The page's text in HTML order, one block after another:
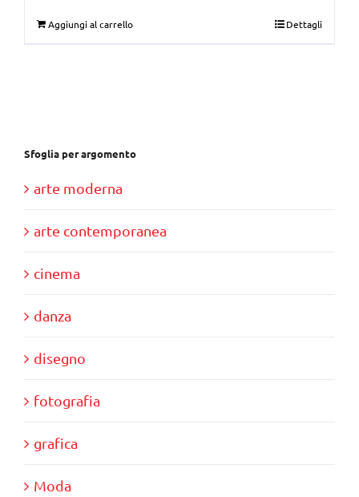
Aggiungi al carrello Dettagli
Sfoglia per argomento
arte moderna
arte contemporanea
cinema
danza
disegno
fotografia
grafica
Moda